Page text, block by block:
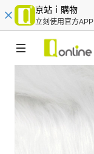
京站ｉ購物
立刻使用官方APP